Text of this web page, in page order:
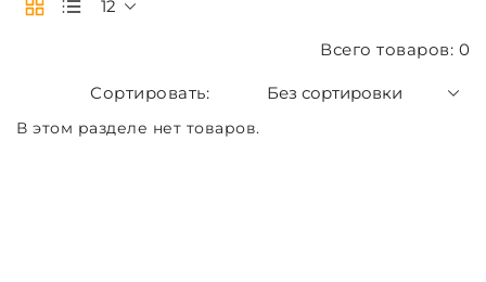
Без сортировки
Всего товаров: 0
12
В этом разделе нет товаров.